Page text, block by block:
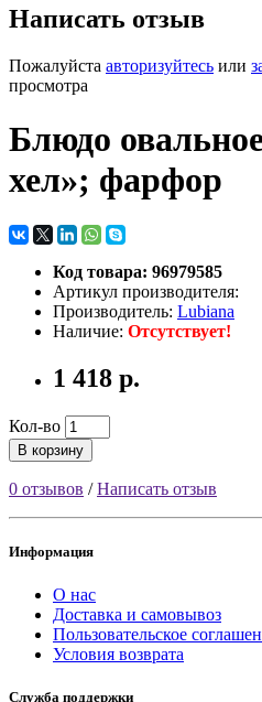
Написать отзыв
Пожалуйста авторизуйтесь или
просмотра
Блюдо
хел»; фарфор
Код товара: 96979585
Артикул производителя:
Производитель: Lubiana
Наличие: Отсутствует!
1 418 р.
Кол-во
В корзину
0 отзывов /Написать отзыв
Информация
О нас
Доставка и самовывоз
Пользовательское
Условия возврата
Служба поддержки